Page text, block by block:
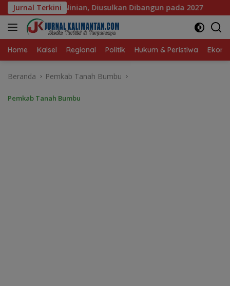
Langsung
ke
konten
Jurnal Terkini
Dibangun pada 2027 DPRD Banjarmasin Dorong
Home Kalsel Regional Politik Hukum & Peristiwa
Beranda Pemkab Tanah Bumbu
Pemkab Tanah Bumbu